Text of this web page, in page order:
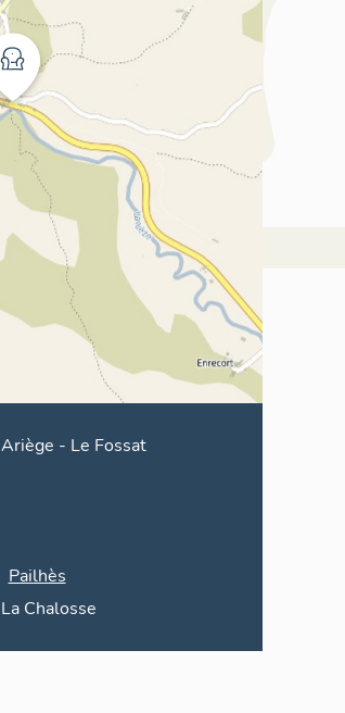
Ariège - Le Fossat
Pailhès
La Chalosse